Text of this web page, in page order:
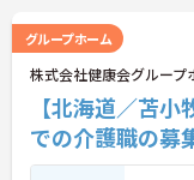
グループホーム
株式会社健康会グループ
【北海道／苫
での介護職の募